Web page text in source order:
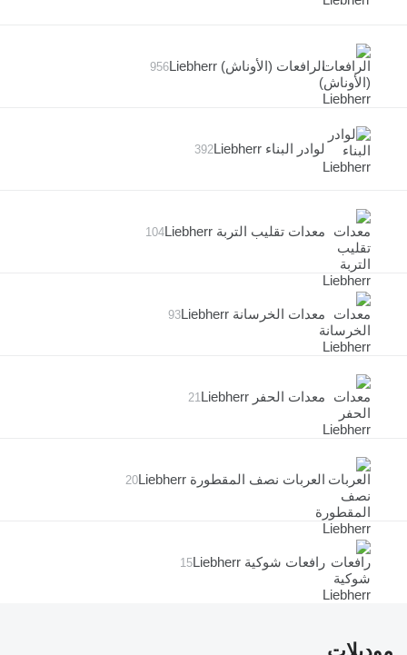
الرافعات (الأوناش) Liebherr 956
لوادر البناء Liebherr 392
معدات تقليب التربة Liebherr 104
معدات الخرسانة Liebherr 93
معدات الحفر Liebherr 21
العربات نصف المقطورة Liebherr 20
رافعات شوكية Liebherr 15